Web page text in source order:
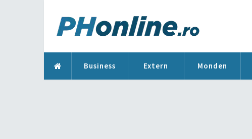
Business Extern Monden